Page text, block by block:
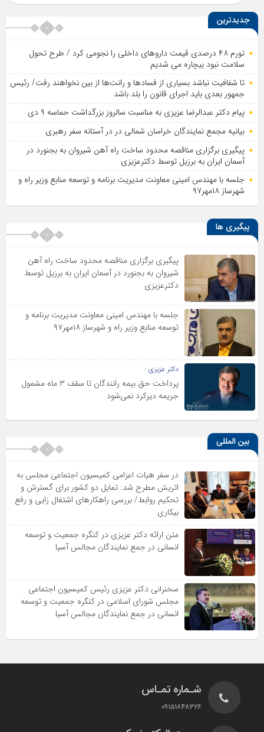
جدیدترین
تورم ۴۸ درصدی قیمت داروهای داخلی را نجومی کرد / طرح تحول
سلامت نبود بیچاره می شدیم
تا شفافیت نباشد بسیاری از فساد‌ها و رانت‌ها از بین نخواهند رفت/ رئیس
جمهور بعدی باید اجرای قانون را بلد باشد
پیام دکتر عبدالرضا عزیزی به مناسبت سالروز بزرگداشت حماسه ۹ دی
بیانیه مجمع نمایندگان خراسان شمالی در در آستانه سفر رهبری
پیگیری برگزاری مناقصه محدود ساخت راه آهن شیروان به بجنورد در
آسمان ایران به برزیل توسط دکترعزیزی
جلسه با مهندس امینی معاونت مدیریت برنامه و توسعه منابع وزیر راه و
شهرساز ۱۸مهر۹۷
پیگیری ها
پیگیری برگزاری مناقصه محدود ساخت راه آهن
شیروان به بجنورد در آسمان ایران به برزیل توسط
دکترعزیزی
جلسه با مهندس امینی معاونت مدیریت برنامه و
توسعه منابع وزیر راه و شهرساز ۱۸مهر۹۷
دکتر عزیزی :
پرداخت حق بیمه رانندگان تا سقف ۳ ماه مشمول
جریمه دیرکرد نمی‌شود
بین المللی
در سفر هیات اعزامی کمیسیون اجتماعی مجلس به
اتریش مطرح شد: تمایل دو کشور برای گسترش و
تحکیم روابط/ بررسی راهکارهای اشتغال زایی و رفع
بیکاری
متن ارائه دکتر عزیزى در کنگره جمعیت و توسعه
انسانى در جمع نمایندگان مجالس آسیا
سخنرانى دکتر عزیزى رئیس کمیسیون اجتماعى
مجلس شوراى اسلامى در کنگره جمعیت و توسعه
انسانى در جمع نمایندگان مجالس آسیا
شـماره تمـاس
۰۹۱۵۱۸۴۸۳۲۶